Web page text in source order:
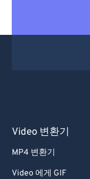
Video 변환기
MP4 변환기
Video 에게 GIF